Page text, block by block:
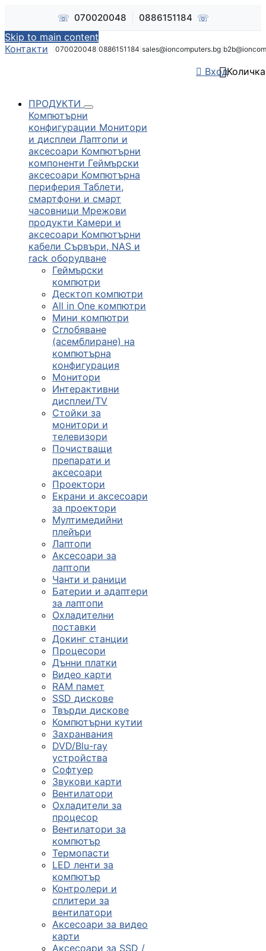
☏ 070020048 0886151184 ☏
Skip to main content
Контакти
070020048 0886151184 sales@ioncomputers.bg
 Вход
Количка
ПРОДУКТИ
Компютърни
конфигурации Монитори
и дисплеи Лаптопи и
аксесоари Компютърни
компоненти Геймърски
аксесоари Компютърна
периферия Таблети,
смартфони и смарт
часовници Мрежови
продукти Камери и
аксесоари Компютърни
кабели Сървъри, NAS и
rack оборудване
Геймърски
компютри
Десктоп компютри
All in One компютри
Мини компютри
Сглобяване
(асемблиране) на
компютърна
конфигурация
Монитори
Интерактивни
дисплеи/TV
Стойки за
монитори и
телевизори
Почистващи
препарати и
аксесоари
Проектори
Екрани и аксесоари
за проектори
Мултимедийни
плейъри
Лаптопи
Аксесоари за
лаптопи
Чанти и раници
Батерии и адаптери
за лаптопи
Охладителни
поставки
Докинг станции
Процесори
Дънни платки
Видео карти
RAM памет
SSD дискове
Твърди дискове
Компютърни кутии
Захранвания
DVD/Blu-ray
устройства
Софтуер
Звукови карти
Вентилатори
Охладители за
процесор
Вентилатори за
компютър
Термопасти
LED ленти за
компютър
Контролери и
сплитери за
вентилатори
Аксесоари за видео
карти
Аксесоари за SSD /